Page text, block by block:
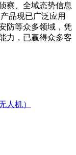
察、全域态势信息
品现已广泛应用
防等众多领域，凭
力，已赢得众多客
人机）